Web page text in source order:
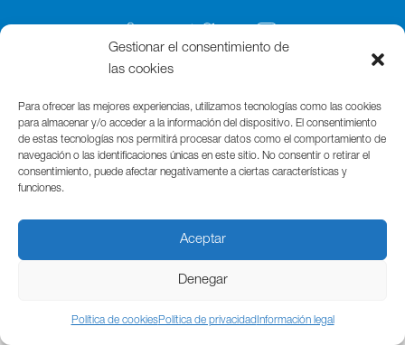
Gestionar el consentimiento de
las cookies
Para ofrecer las mejores experiencias, utilizamos tecnologías como las cookies
para almacenar y/o acceder a la información del dispositivo. El consentimiento
de estas tecnologías nos permitirá procesar datos como el comportamiento de
navegación o las identificaciones únicas en este sitio. No consentir o retirar el
consentimiento, puede afectar negativamente a ciertas características y
funciones.
Aceptar
Denegar
Política de cookiesPolítica de privacidad Información legal